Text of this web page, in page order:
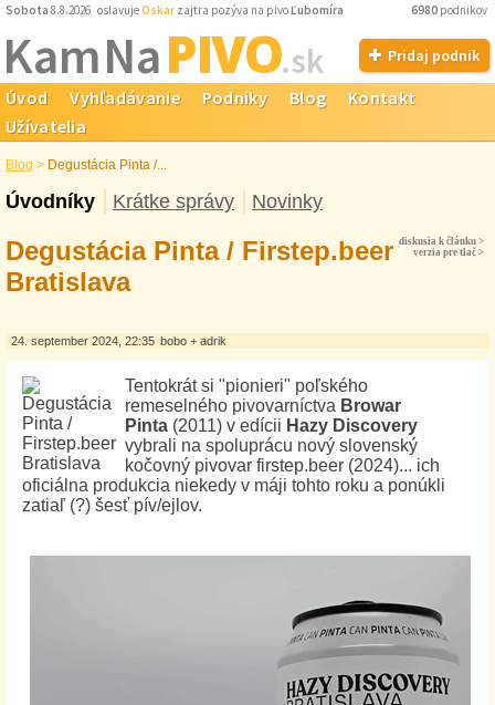
Sobota 8.8.2026 oslavujeOskar zajtra pozýva na pivo Ľubomíra 6980 podnikov
Kam NaPIVO.sk Pridaj podnik
Úvod Vyhľadávanie Podniky Blog
Kontakt
Užívatelia
Blog > Degustácia Pinta /...
Úvodníky Krátke správy Novinky
diskusia k článku >
verzia pre tlač >
Degustácia Pinta / Firstep.beer
Bratislava
24. september 2024, 22:35 bobo + adrik
Tentokrát si "pionieri" poľského
remeselného pivovarníctva Browar
Pinta (2011) v edícii Hazy Discovery
vybrali na spoluprácu nový slovenský
kočovný pivovar firstep.beer (2024)... ich
oficiálna produkcia niekedy v máji tohto roku a ponúkli
zatiaľ (?) šesť pív/ejlov.